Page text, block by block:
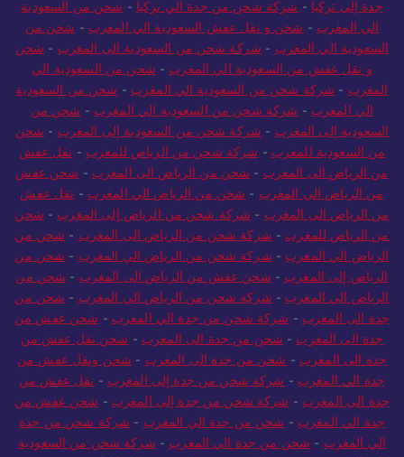
جدة إلى تركيا -شركة شحن من جدة الي تركيا -شحن من السعودية
الي المغرب -شحن و نقل عفش السعودية الي المغرب -شحن من
السعودية الي المغرب- شركة شحن من السعودية الى المغرب-شحن
و نقل عفش من السعودية الي المغرب-شحن من السعودية الي
المغرب-شركة شحن من السعودية الي المغرب -شحن من السعودية
الي المغرب -شركة شحن من السعودية الي المغرب-شحن من
السعودية إلى المغرب- شركة شحن من السعودية إلى المغرب-شحن
من السعودية للمغرب -شركة شحن من الرياض للمغرب -نقل عفش
من الرياض الى المغرب-شحن من الرياض الى المغرب -شحن عفش
من الرياض الي المغرب-شحن من الرياض الي المغرب -نقل عفش
من الرياض الى المغرب-شركة شحن من الرياض إلى المغرب-شحن
من الرياض للمغرب-شركة شحن من الرياض الى المغرب-شحن من
الرياض الي المغرب-شركة شحن من الرياض الي المغرب-شحن من
الرياض إلى المغرب-شحن عفش من الرياض الى المغرب-شحن من
الرياض الي المغرب-شركة شحن من الرياض الي المغرب-شحن من
جدة الى المغرب -شركة شحن من جدة الي المغرب -شحن عفش من
جدة الى المغرب-شحن من جدة الى المغرب-شحن نقل عفش من
جدة الى المغرب -شحن من جدة الى المغرب- شحن ونقل عفش من
جدة الي المغرب -شركة شحن من جدة إلى المغرب -نقل عفش من
جدة الى المغرب -شركة شحن من جدة إلى المغرب -شحن عفش من
جدة الي المغرب -شحن من جدة الي المغرب- شركة شحن من جدة
الي المغرب-شحن من جدة الي المغرب-شركة شحن من السعودية